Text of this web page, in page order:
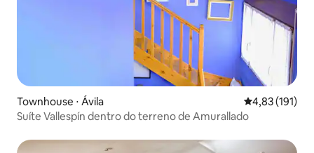
Townhouse ⋅ Ávila‎ 4,83 de uma
4,83 (191)
Suíte Vallespín dentro do terreno de Amurallado